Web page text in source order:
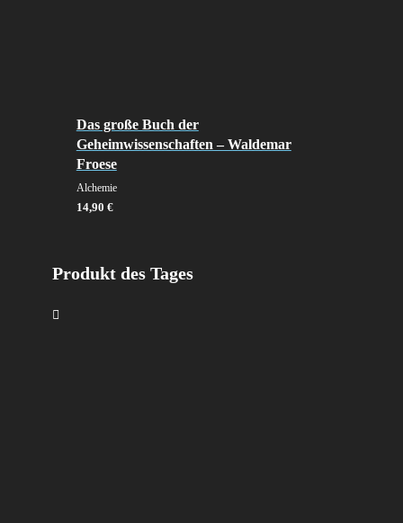
Das große Buch der
Geheimwissenschaften – Waldemar
Froese
Alchemie
14,90 €
Produkt des Tages